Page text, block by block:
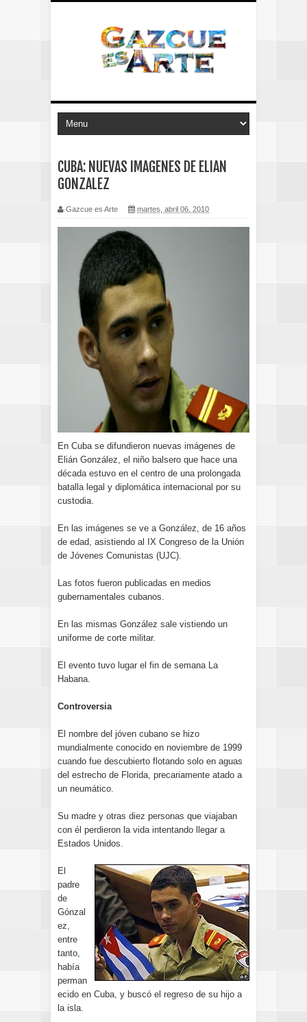
CUBA: NUEVAS IMAGENES DE ELIAN
GONZALEZ
Gazcue es Arte martes, abril 06, 2010
En Cuba se difundieron nuevas imágenes de
Elián González, el niño balsero que hace una
década estuvo en el centro de una prolongada
batalla legal y diplomática internacional por su
custodia.
En las imágenes se ve a González, de 16 años
de edad, asistiendo al IX Congreso de la Unión
de Jóvenes Comunistas (UJC).
Las fotos fueron publicadas en medios
gubernamentales cubanos.
En las mismas González sale vistiendo un
uniforme de corte militar.
El evento tuvo lugar el fin de semana La
Habana.
Controversia
El nombre del jóven cubano se hizo
mundialmente conocido en noviembre de 1999
cuando fue descubierto flotando solo en aguas
del estrecho de Florida, precariamente atado a
un neumático.
Su madre y otras diez personas que viajaban
con él perdieron la vida intentando llegar a
Estados Unidos.
El
padre
de
Gónzal
ez,
entre
tanto,
había
perman
ecido en Cuba, y buscó el regreso de su hijo a
la isla.